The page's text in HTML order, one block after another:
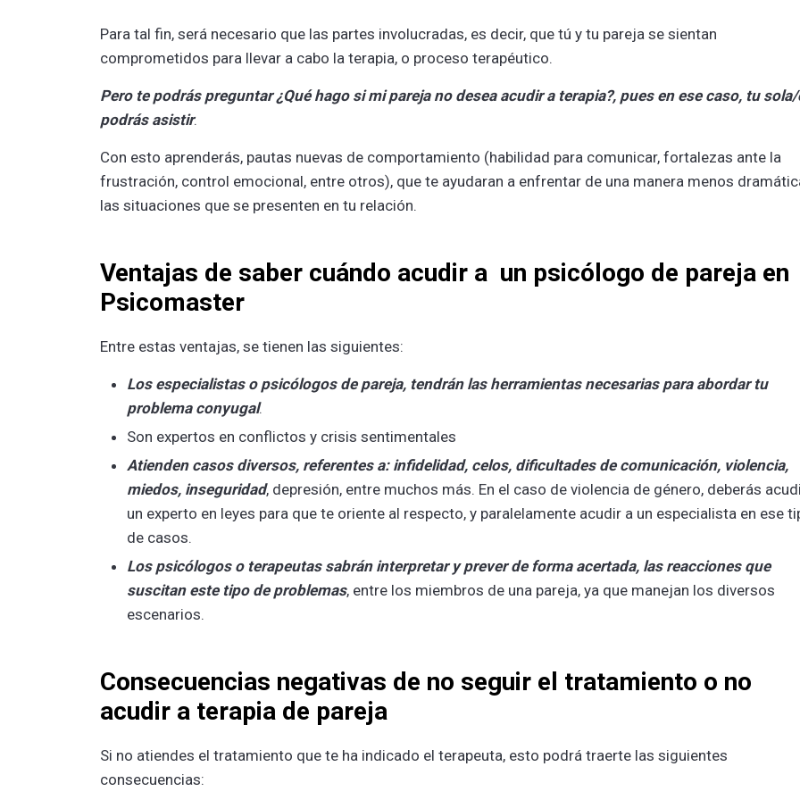
Para tal fin, será necesario que las partes involucradas, es decir, que tú y tu pareja se sientan
comprometidos para llevar a cabo la terapia, o proceso terapéutico.
Pero te podrás preguntar ¿Qué hago si mi pareja no desea acudir a terapia?, pues en ese caso, tu
podrás asistir.
Con esto aprenderás, pautas nuevas de comportamiento (habilidad para comunicar, fortalezas ante la
frustración, control emocional, entre otros), que te ayudaran a enfrentar de una manera menos
las situaciones que se presenten en tu relación.
Ventajas de saber cuándo acudir a un psicólogo de pareja en
Psicomaster
Entre estas ventajas, se tienen las siguientes:
Los especialistas o psicólogos de pareja, tendrán las herramientas necesarias para abordar tu
problema conyugal.
Son expertos en conflictos y crisis sentimentales
Atienden casos diversos, referentes a: infidelidad, celos, dificultades de comunicación, violencia,
miedos, inseguridad, depresión, entre muchos más. En el caso de violencia de género, deberás
un experto en leyes para que te oriente al respecto, y paralelamente acudir a un especialista en ese
de casos.
Los psicólogos o terapeutas sabrán interpretar y prever de forma acertada, las reacciones que
suscitan este tipo de problemas, entre los miembros de una pareja, ya que manejan los diversos
escenarios.
Consecuencias negativas de no seguir el tratamiento o no
acudir a terapia de pareja
Si no atiendes el tratamiento que te ha indicado el terapeuta, esto podrá traerte las siguientes
consecuencias: